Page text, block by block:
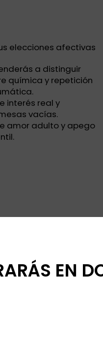
elecciones afectivas
a distinguir
química y repetición
interés real y
vacías.
amor adulto y apego
EN